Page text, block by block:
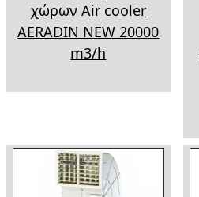
χώρων Air cooler
AERADIN NEW 20000
m3/h